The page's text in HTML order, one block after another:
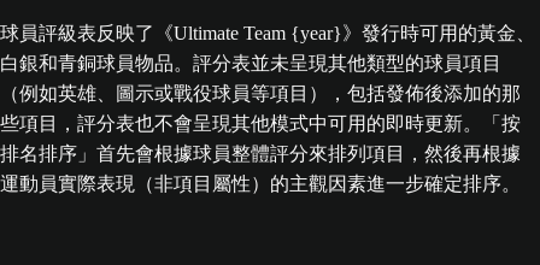
球員評級表反映了《Ultimate Team {year}》發行時可用的黃金、
白銀和青銅球員物品。評分表並未呈現其他類型的球員項目
（例如英雄、圖示或戰役球員等項目），包括發佈後添加的那
些項目，評分表也不會呈現其他模式中可用的即時更新。「按
排名排序」首先會根據球員整體評分來排列項目，然後再根據
運動員實際表現（非項目屬性）的主觀因素進一步確定排序。